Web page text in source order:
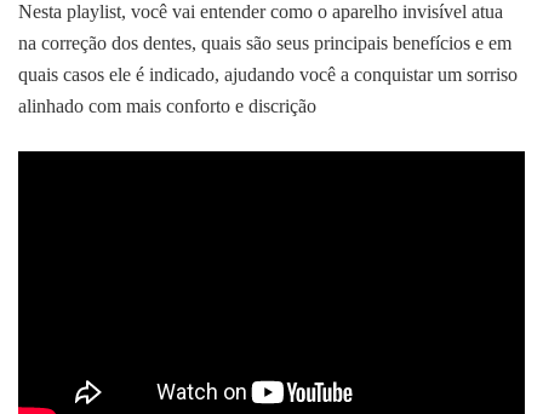
Nesta playlist, você vai entender como o aparelho invisível atua
na correção dos dentes, quais são seus principais benefícios e em
quais casos ele é indicado, ajudando você a conquistar um sorriso
alinhado com mais conforto e discrição